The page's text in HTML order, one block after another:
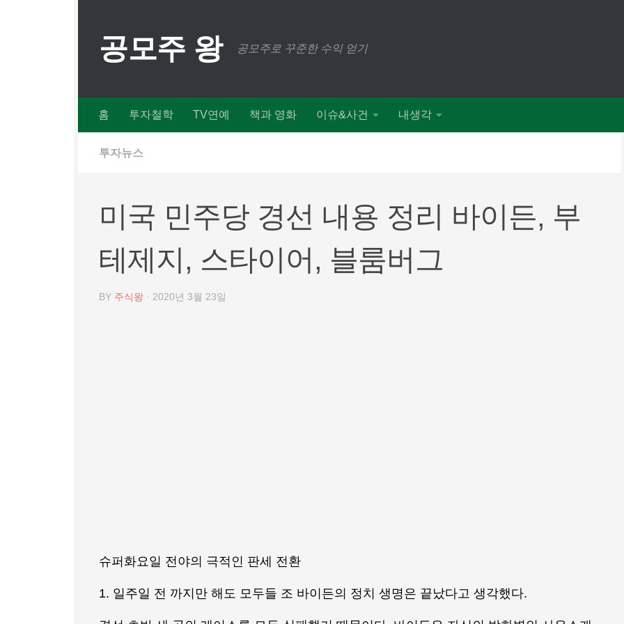
공모주 왕 공모주로 꾸준한 수익 얻기
홈 투자철학 TV연예 책과 영화 이슈&사건 내생각
투자뉴스
미국 민주당 경선 내용 정리 바이든, 부
테제지, 스타이어, 블룸버그
BY 주식왕 · 2020년 3월 23일
슈퍼화요일 전야의 극적인 판세 전환
1. 일주일 전 까지만 해도 모두들 조 바이든의 정치 생명은 끝났다고 생각했다.